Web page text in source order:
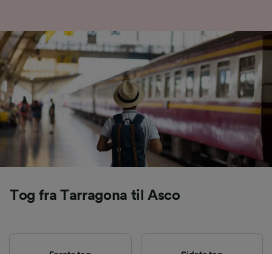
Tog fra Tarragona til Asco
Liste over partnere (leverandører)